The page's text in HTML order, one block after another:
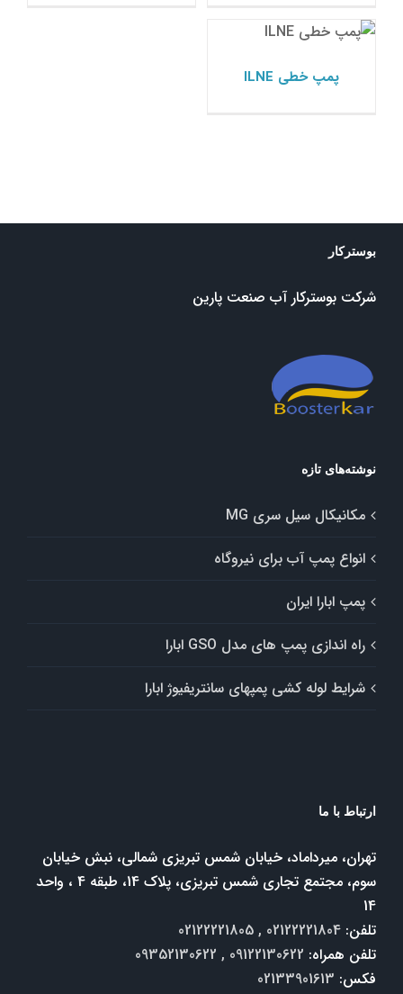
پمپ ksb
پمپ خطی ILNE
بوسترکار
شرکت بوسترکار آب صنعت پارین
نوشته‌های تازه
مکانیکال سیل سری MG
انواع پمپ آب برای نیروگاه
پمپ ابارا ایران
راه اندازی پمپ های مدل GSO ابارا
شرایط لوله کشی پمپهای سانتریفیوژ ابارا
ارتباط با ما
تهران، میرداماد، خیابان شمس تبریزی شمالی، نبش خیابان
سوم، مجتمع تجاری شمس تبریزی، پلاک 14، طبقه 4 ، واحد
14
تلفن: 02122221804 , 02122221805
تلفن همراه: 09122130622 , 09352130622
فکس: 02133901613